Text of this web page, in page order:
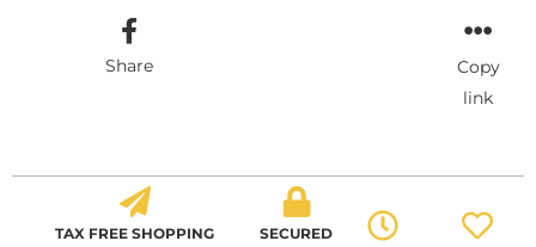
Share
Copy
link
TAX FREE SHOPPING
SECURED